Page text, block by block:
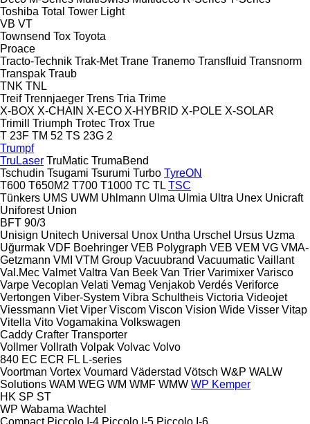
Toshiba Total Tower Light
VB VT
Townsend Tox Toyota
Proace
Tracto-Technik Trak-Met Trane Tranemo Transfluid Transnorm
Transpak Traub
TNK TNL
Treif Trennjaeger Trens Tria Trime
X-BOX X-CHAIN X-ECO X-HYBRID X-POLE X-SOLAR
Trimill
Triumph Trotec Trox True
T 23F TM 52 TS 23G 2
Trumpf
TruLaser TruMatic TrumaBend
Tschudin Tsugami Tsurumi Turbo TyreON
T600 T650M2 T700 T1000 TC TL TSC
Tünkers UMS UWM Uhlmann Ulma Ulmia Ultra Unex Unicraft
Uniforest Union
BFT 90/3
Unisign Unitech Universal Unox Untha Urschel Ursus Uzma
Uğurmak VDF Boehringer VEB Polygraph VEB VEM VG VMA-
Getzmann VMI VTM Group Vacuubrand Vacuumatic Vaillant
Val.Mec Valmet Valtra Van Beek Van Trier Varimixer Varisco
Varpe Vecoplan Velati Vemag Venjakob Verdés Veriforce
Vertongen Viber-System Vibra Schultheis Victoria Videojet
Viessmann Viet Viper Viscom Viscon Vision Wide Visser Vitap
Vitella Vito Vogamakina Volkswagen
Caddy Crafter Transporter
Vollmer Vollrath Volpak Volvac Volvo
840 EC ECR FL L-series
Voortman Vortex Voumard Väderstad Vötsch W&P WALW
Solutions WAM WEG WM WMF WMW WP Kemper
HK SP ST
WP Wabama Wachtel
Compact Piccolo I-4 Piccolo I-5 Piccolo I-6